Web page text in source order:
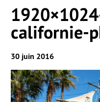
californie-
30 juin 2016